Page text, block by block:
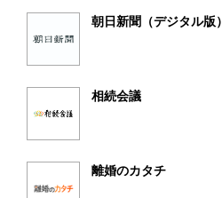
朝日新聞（デジタル版）
相続会議
離婚のカタチ